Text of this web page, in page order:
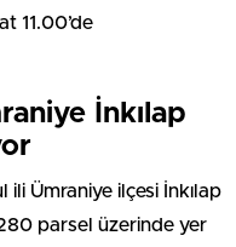
11.00’de
İnkılap
ili Ümraniye ilçesi İnkılap
parsel üzerinde yer